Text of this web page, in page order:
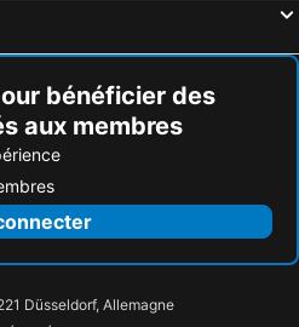
bénéficier des
aux membres
Düsseldorf, Allemagne